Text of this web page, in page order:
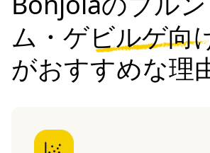
ム・ゲビルゲ向
がおすすめな理